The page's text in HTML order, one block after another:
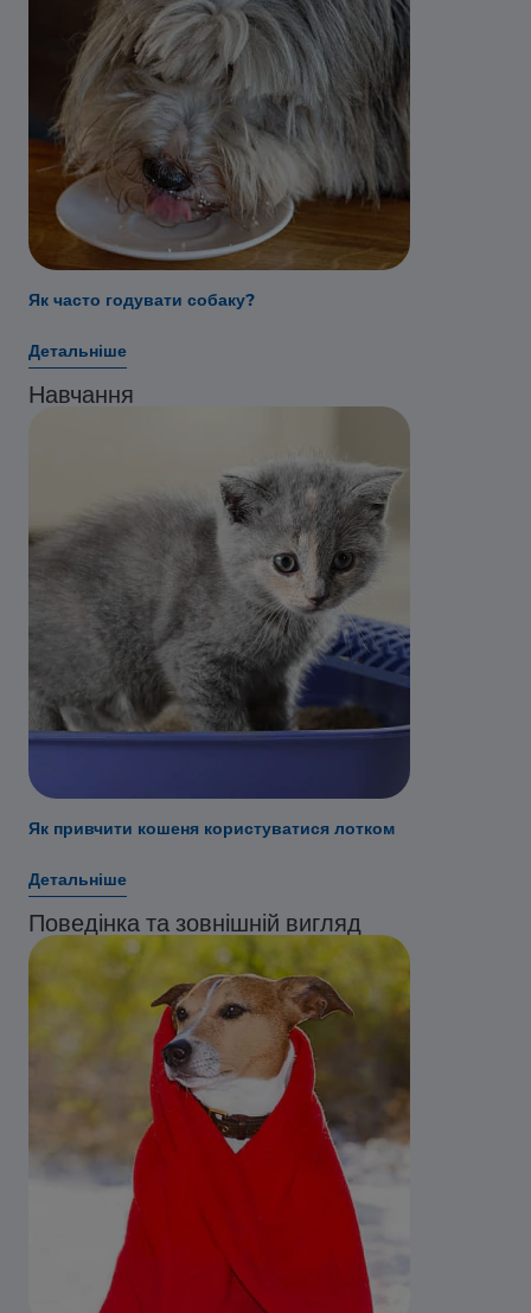
Як часто годувати собаку?
Детальніше
Навчання
Як привчити кошеня користуватися лотком
Детальніше
Поведінка та зовнішній вигляд